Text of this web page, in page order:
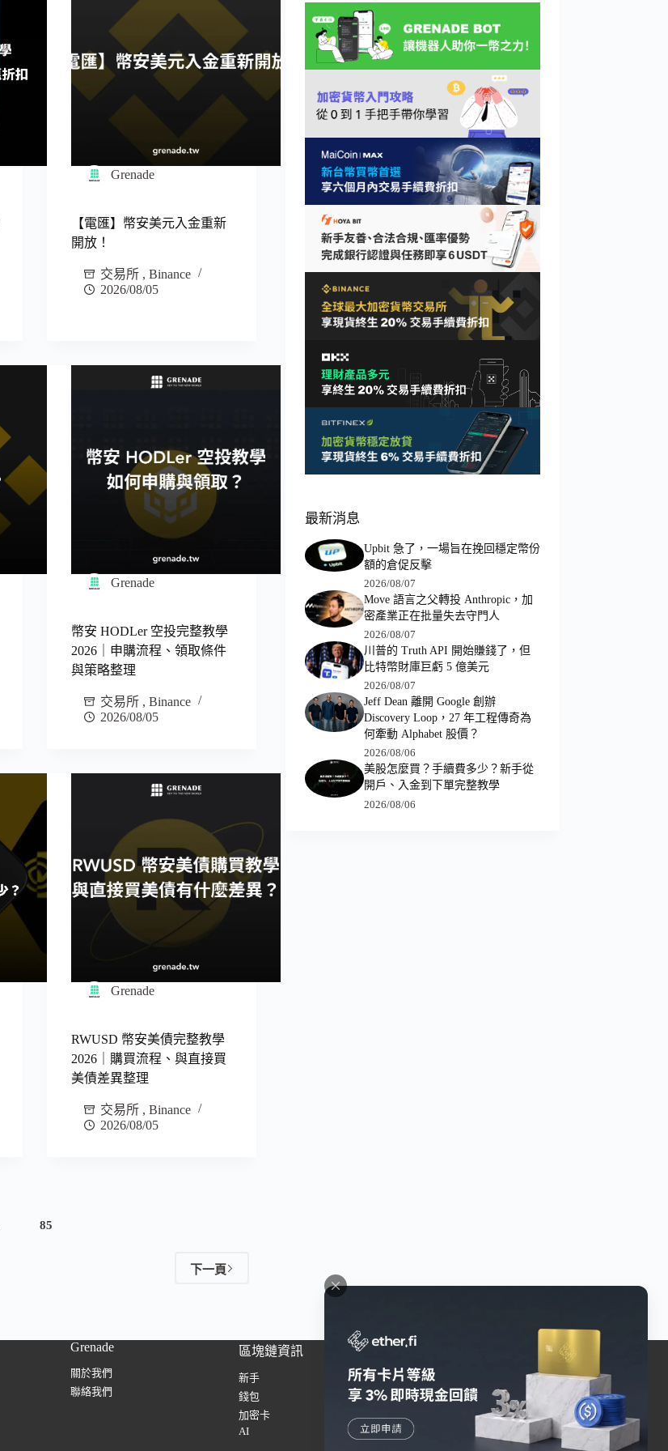
Grenade
【電匯】幣安美元入金重新
開放！
交易所 ,Binance
2026/08/05
Grenade
幣安 HODLer 空投完整教學
2026｜申購流程、領取條件
與策略整理
交易所 ,Binance
2026/08/05
Grenade
RWUSD 幣安美債完整教學
2026｜購買流程、與直接買
美債差異整理
交易所 ,Binance
2026/08/05
85
下一頁
最新消息
Upbit 急了，一場旨在挽回穩定幣份
額的倉促反擊
2026/08/07
Move 語言之父轉投 Anthropic，加
密產業正在批量失去守門人
2026/08/07
川普的 Truth API 開始賺錢了，但
比特幣財庫巨虧 5 億美元
2026/08/07
Jeff Dean 離開 Google 創辦
Discovery Loop，27 年工程傳奇為
何牽動 Alphabet 股價？
2026/08/06
美股怎麼買？手續費多少？新手從
開戶、入金到下單完整教學
2026/08/06
Grenade
關於我們
聯絡我們
區塊鏈資訊
新手
錢包
加密卡
AI
交易所
幣安
Bybit
HOYA BIT
Pionex